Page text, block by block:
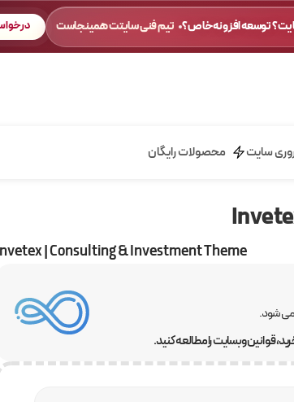
توسعه افزونه خاص؟ تیم فنی سایتت همینجاست
سایت محصولات رایگان
| Consulting & Investment Theme
شود.
قوانین وبسایت را مطالعه کنید.